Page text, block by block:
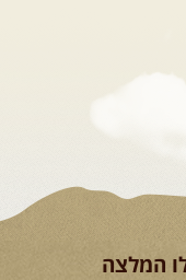
המלצה